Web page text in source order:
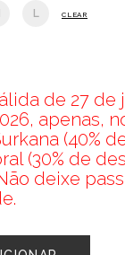
L CLEAR
de 27 de
apenas,
(40%
(30% de
deixe